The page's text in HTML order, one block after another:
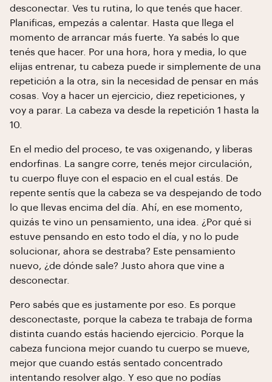
desconectar. Ves tu rutina, lo que tenés que hacer.
Planificas, empezás a calentar. Hasta que llega el
momento de arrancar más fuerte. Ya sabés lo que
tenés que hacer. Por una hora, hora y media, lo que
elijas entrenar, tu cabeza puede ir simplemente de una
repetición a la otra, sin la necesidad de pensar en más
cosas. Voy a hacer un ejercicio, diez repeticiones, y
voy a parar. La cabeza va desde la repetición 1 hasta la
10.
En el medio del proceso, te vas oxigenando, y liberas
endorfinas. La sangre corre, tenés mejor circulación,
tu cuerpo fluye con el espacio en el cual estás. De
repente sentís que la cabeza se va despejando de todo
lo que llevas encima del día. Ahí, en ese momento,
quizás te vino un pensamiento, una idea. ¿Por qué si
estuve pensando en esto todo el día, y no lo pude
solucionar, ahora se destraba? Este pensamiento
nuevo, ¿de dónde sale? Justo ahora que vine a
desconectar.
Pero sabés que es justamente por eso. Es porque
desconectaste, porque la cabeza te trabaja de forma
distinta cuando estás haciendo ejercicio. Porque la
cabeza funciona mejor cuando tu cuerpo se mueve,
mejor que cuando estás sentado concentrado
intentando resolver algo. Y eso que no podías